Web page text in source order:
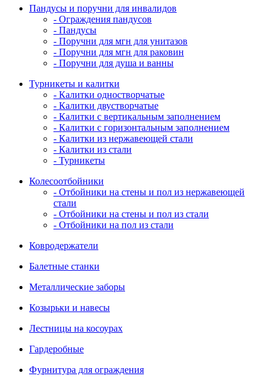
Пандусы и поручни для инвалидов
- Ограждения пандусов
- Пандусы
- Поручни для мгн для унитазов
- Поручни для мгн для раковин
- Поручни для душа и ванны
Турникеты и калитки
- Калитки одностворчатые
- Калитки двустворчатые
- Калитки с вертикальным заполнением
- Калитки с горизонтальным заполнением
- Калитки из нержавеющей стали
- Калитки из стали
- Турникеты
Колесоотбойники
- Отбойники на стены и пол из нержавеющей
стали
- Отбойники на стены и пол из стали
- Отбойники на пол из стали
Ковродержатели
Балетные станки
Металлические заборы
Козырьки и навесы
Лестницы на косоурах
Гардеробные
Фурнитура для ограждения